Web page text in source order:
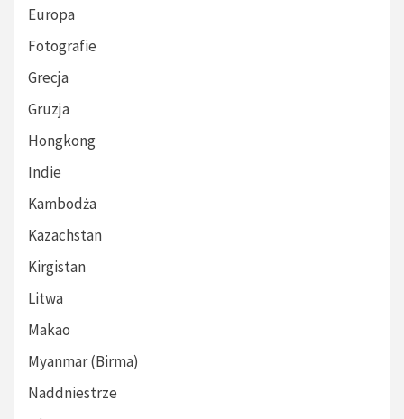
Europa
Fotografie
Grecja
Gruzja
Hongkong
Indie
Kambodża
Kazachstan
Kirgistan
Litwa
Makao
Myanmar (Birma)
Naddniestrze